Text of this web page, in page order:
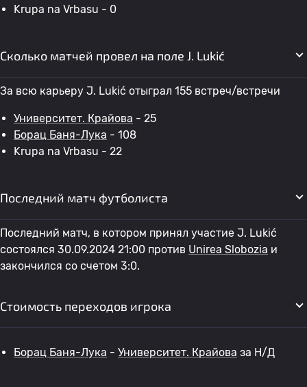
Krupa na Vrbasu - 0
Сколько матчей провел на поле J. Lukić
За всю карьеру J. Lukić отыграл 155 встреч/встречи
Университет. Крайова - 25
Борац Баня-Лука - 108
Krupa na Vrbasu - 22
Последний матч футболиста
Последний матч, в котором принял участие J. Lukić
состоялся 30.09.2024 21:00 против Unirea Slobozia и
закончился со счетом 3:0.
Стоимость переходов игрока
Борац Баня-Лука - Университет. Крайова за Н/Д